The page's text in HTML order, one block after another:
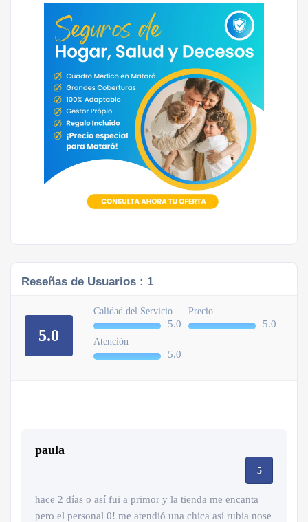
Reseñas de Usuarios : 1
5.0
Calidad del Servicio
5.0
Precio
5.0
Atención
5.0
paula
5
hace 2 días o así fui a primor y la tienda me encanta
pero el personal 0! me atendió una chica así rubia nose